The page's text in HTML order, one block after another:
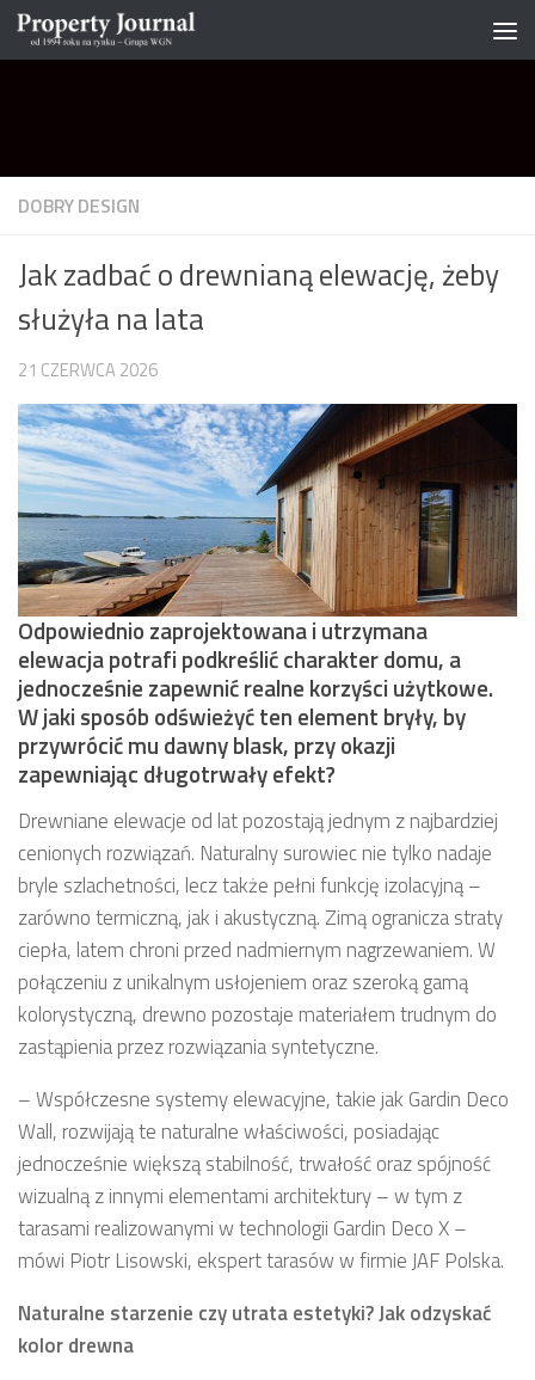
Skip to content
DOBRY DESIGN
Jak zadbać o drewnianą elewację, żeby
służyła na lata
21 CZERWCA 2026
Odpowiednio zaprojektowana i utrzymana
elewacja potrafi podkreślić charakter domu, a
jednocześnie zapewnić realne korzyści użytkowe.
W jaki sposób odświeżyć ten element bryły, by
przywrócić mu dawny blask, przy okazji
zapewniając długotrwały efekt?
Drewniane elewacje od lat pozostają jednym z najbardziej
cenionych rozwiązań. Naturalny surowiec nie tylko nadaje
bryle szlachetności, lecz także pełni funkcję izolacyjną –
zarówno termiczną, jak i akustyczną. Zimą ogranicza straty
ciepła, latem chroni przed nadmiernym nagrzewaniem. W
połączeniu z unikalnym usłojeniem oraz szeroką gamą
kolorystyczną, drewno pozostaje materiałem trudnym do
zastąpienia przez rozwiązania syntetyczne.
– Współczesne systemy elewacyjne, takie jak Gardin Deco
Wall, rozwijają te naturalne właściwości, posiadając
jednocześnie większą stabilność, trwałość oraz spójność
wizualną z innymi elementami architektury – w tym z
tarasami realizowanymi w technologii Gardin Deco X –
mówi Piotr Lisowski, ekspert tarasów w firmie JAF Polska.
Naturalne starzenie czy utrata estetyki? Jak odzyskać
kolor drewna